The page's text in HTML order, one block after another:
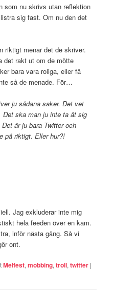
som nu skrivs utan reflektion
sig fast. Om nu den det
riktigt menar det de skriver.
det rakt ut om de mötte
bara vara roliga, eller få
så de menade. För…
ju sådana saker. Det vet
ska man ju inte ta åt sig
är ju bara Twitter och
på riktigt. Eller hur?!
Jag exkluderar inte mig
hela feeden över en kam.
inför nästa gång. Så vi
ont.
Melfest,mobbing,troll,twitter |